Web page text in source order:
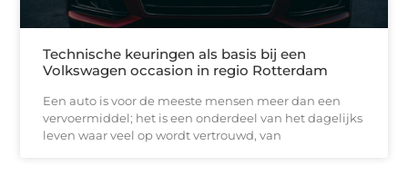
Technische keuringen als basis bij een
Volkswagen occasion in regio Rotterdam
Een auto is voor de meeste mensen meer dan een
vervoermiddel; het is een onderdeel van het dagelijks
leven waar veel op wordt vertrouwd, van